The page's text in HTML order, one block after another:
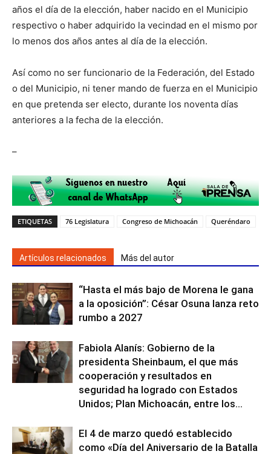
años el día de la elección, haber nacido en el Municipio
respectivo o haber adquirido la vecindad en el mismo por
lo menos dos años antes al día de la elección.
Así como no ser funcionario de la Federación, del Estado
o del Municipio, ni tener mando de fuerza en el Municipio
en que pretenda ser electo, durante los noventa días
anteriores a la fecha de la elección.
–
ETIQUETAS 76 Legislatura Congreso de Michoacán Queréndaro
Artículos relacionados Más del autor
“Hasta el más bajo de Morena le gana
a la oposición”: César Osuna lanza reto
rumbo a 2027
Fabiola Alanís: Gobierno de la
presidenta Sheinbaum, el que más
cooperación y resultados en
seguridad ha logrado con Estados
Unidos; Plan Michoacán, entre los...
El 4 de marzo quedó establecido
como «Día del Aniversario de la Batalla